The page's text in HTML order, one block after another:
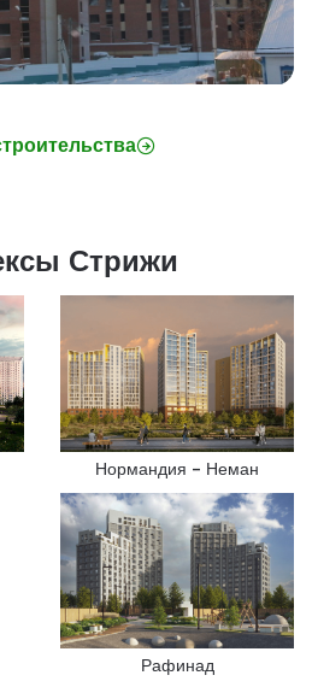
Стрижи
Нормандия – Неман
Рафинад